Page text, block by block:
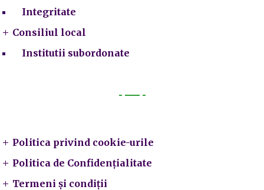
Integritate
Consiliul local
Institutii subordonate
Politica privind cookie-urile
Politica de Confidențialitate
Termeni și condiții